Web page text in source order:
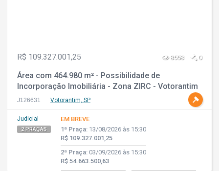
R$ 109.327.001,25 8558 0
Área com 464.980 m² - Possibilidade de
Incorporação Imobiliária - Zona ZIRC - Votorantim
- SP
J126631 Votorantim, SP
Judicial
2 PRAÇAS
EM BREVE
1ª Praça: 13/08/2026 às 15:30
R$ 109.327.001,25
2ª Praça: 03/09/2026 às 15:30
R$ 54.663.500,63